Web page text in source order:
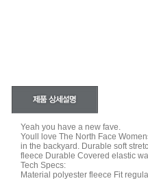
Yeah you have a new fave.
Youll love The North Face
in the backyard. Durable soft
fleece Durable Covered elastic
Tech Specs:
Material polyester fleece Fit